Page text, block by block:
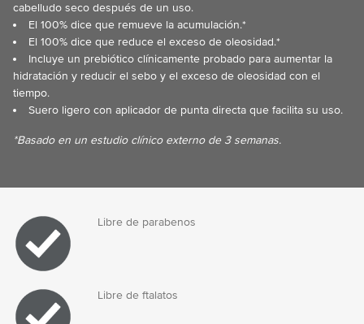
cabelludo seco después de un uso.
El 100% dice que remueve la acumulación.*
El 100% dice que reduce el exceso de oleosidad.*
Incluye un prebiótico clínicamente probado para aumentar la
hidratación y reducir el sebo y el exceso de oleosidad con el
tiempo.
Suero ligero con aplicador de punta directa que facilita su uso.
*Basado en un estudio clínico externo de 3 semanas.
Libre de parabenos
Libre de ftalatos